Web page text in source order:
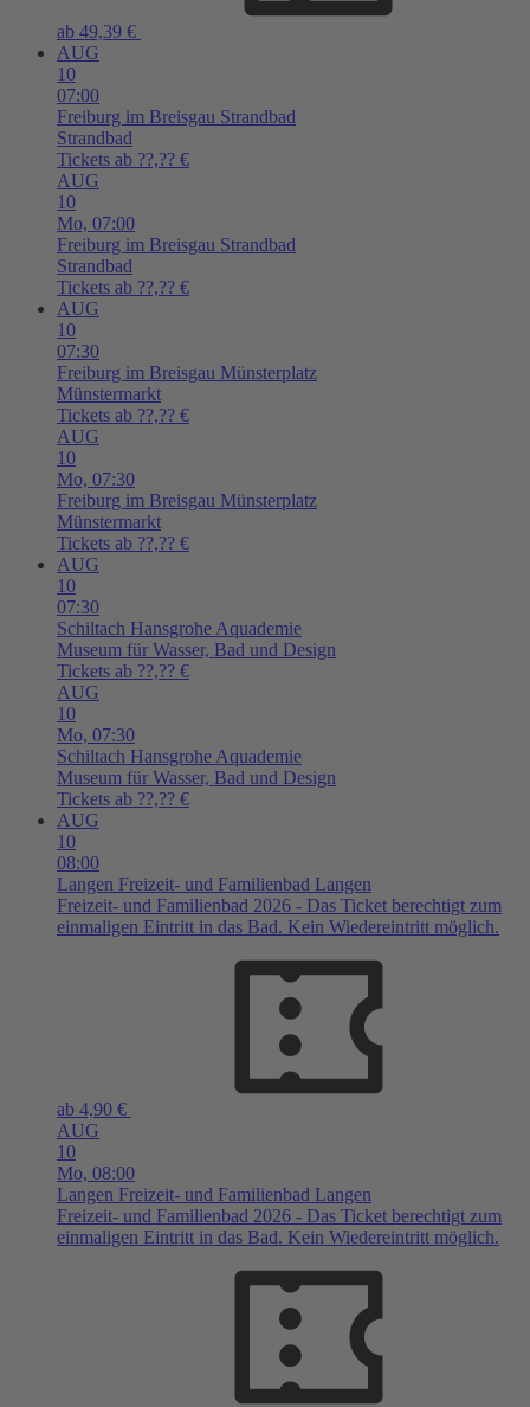
ab 49,39 €
AUG
10
07:00
Freiburg im Breisgau Strandbad
Strandbad
Tickets ab ??,?? €
AUG
10
Mo, 07:00
Freiburg im Breisgau Strandbad
Strandbad
Tickets ab ??,?? €
AUG
10
07:30
Freiburg im Breisgau Münsterplatz
Münstermarkt
Tickets ab ??,?? €
AUG
10
Mo, 07:30
Freiburg im Breisgau Münsterplatz
Münstermarkt
Tickets ab ??,?? €
AUG
10
07:30
Schiltach Hansgrohe Aquademie
Museum für Wasser, Bad und Design
Tickets ab ??,?? €
AUG
10
Mo, 07:30
Schiltach Hansgrohe Aquademie
Museum für Wasser, Bad und Design
Tickets ab ??,?? €
AUG
10
08:00
Langen Freizeit- und Familienbad Langen
Freizeit- und Familienbad 2026 - Das Ticket berechtigt zum
einmaligen Eintritt in das Bad. Kein Wiedereintritt möglich.
ab 4,90 €
AUG
10
Mo, 08:00
Langen Freizeit- und Familienbad Langen
Freizeit- und Familienbad 2026 - Das Ticket berechtigt zum
einmaligen Eintritt in das Bad. Kein Wiedereintritt möglich.